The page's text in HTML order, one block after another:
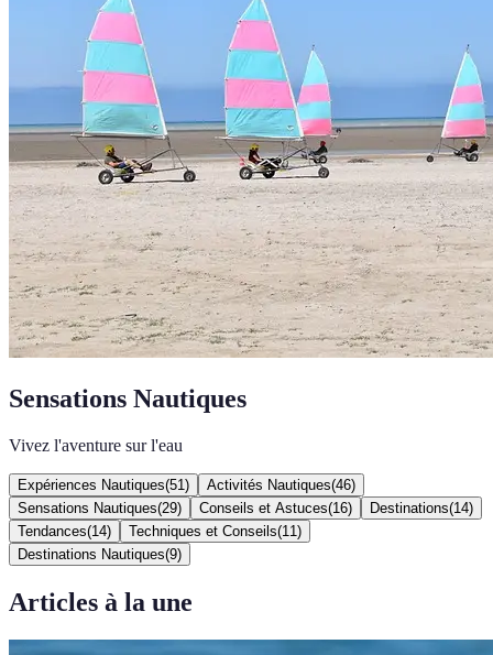
Sensations Nautiques
Vivez l'aventure sur l'eau
Expériences Nautiques(51 ) Activités Nautiques(46)
Sensations Nautiques(29) Conseils et Astuces(16) Destinations(14)
Tendances(14) Techniques et Conseils(11 )
Destinations Nautiques(9)
Articles à la une